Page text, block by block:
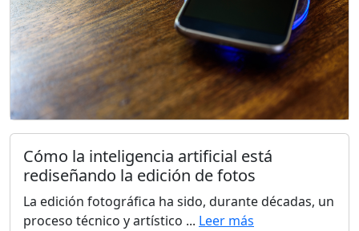
Cómo la inteligencia artificial está
rediseñando la edición de fotos
La edición fotográfica ha sido, durante décadas, un
proceso técnico y artístico ... Leer más